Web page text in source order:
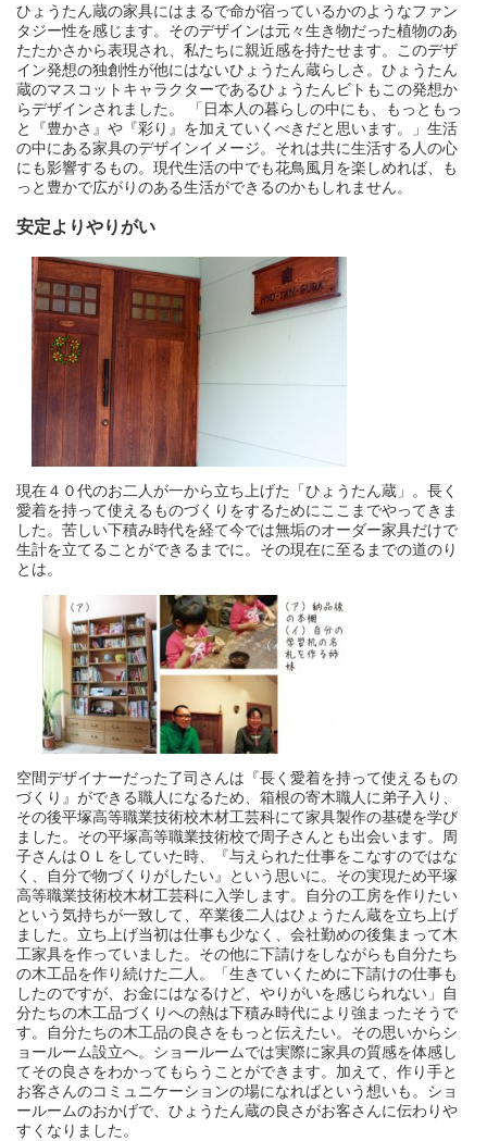
ひょうたん蔵の家具にはまるで命が宿っているかのようなファン
タジー性を感じます。そのデザインは元々生き物だった植物のあ
たたかさから表現され、私たちに親近感を持たせます。このデザ
イン発想の独創性が他にはないひょうたん蔵らしさ。ひょうたん
蔵のマスコットキャラクターであるひょうたんビトもこの発想か
らデザインされました。 「日本人の暮らしの中にも、もっともっ
と『豊かさ』や『彩り』を加えていくべきだと思います。」生活
の中にある家具のデザインイメージ。それは共に生活する人の心
にも影響するもの。現代生活の中でも花鳥風月を楽しめれば、も
っと豊かで広がりのある生活ができるのかもしれません。
安定よりやりがい
現在４０代のお二人が一から立ち上げた「ひょうたん蔵」。長く
愛着を持って使えるものづくりをするためにここまでやってきま
した。苦しい下積み時代を経て今では無垢のオーダー家具だけで
生計を立てることができるまでに。その現在に至るまでの道のり
とは。
空間デザイナーだった了司さんは『長く愛着を持って使えるもの
づくり』ができる職人になるため、箱根の寄木職人に弟子入り、
その後平塚高等職業技術校木材工芸科にて家具製作の基礎を学び
ました。その平塚高等職業技術校で周子さんとも出会います。周
子さんはＯＬをしていた時、『与えられた仕事をこなすのではな
く、自分で物づくりがしたい』という思いに。その実現ため平塚
高等職業技術校木材工芸科に入学します。自分の工房を作りたい
という気持ちが一致して、卒業後二人はひょうたん蔵を立ち上げ
ました。立ち上げ当初は仕事も少なく、会社勤めの後集まって木
工家具を作っていました。その他に下請けをしながらも自分たち
の木工品を作り続けた二人。「生きていくために下請けの仕事も
したのですが、お金にはなるけど、やりがいを感じられない」自
分たちの木工品づくりへの熱は下積み時代により強まったそうで
す。自分たちの木工品の良さをもっと伝えたい。その思いからシ
ョールーム設立へ。ショールームでは実際に家具の質感を体感し
てその良さをわかってもらうことができます。加えて、作り手と
お客さんのコミュニケーションの場になればという想いも。ショ
ールームのおかげで、ひょうたん蔵の良さがお客さんに伝わりや
すくなりました。